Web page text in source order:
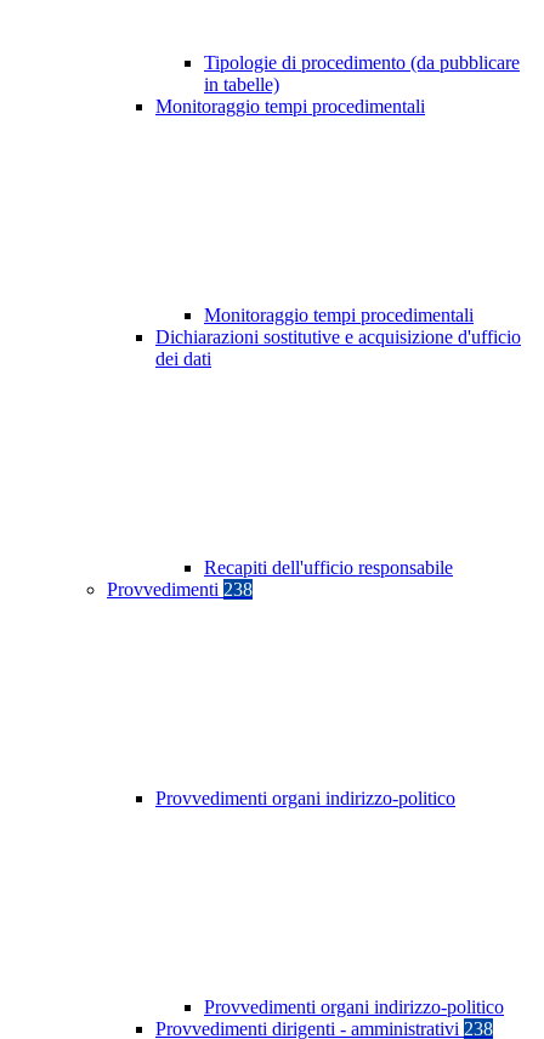
Tipologie di procedimento (da pubblicare
in tabelle)
Monitoraggio tempi procedimentali
Monitoraggio tempi procedimentali
Dichiarazioni sostitutive e acquisizione d'ufficio
dei dati
Recapiti dell'ufficio responsabile
Provvedimenti 238
Provvedimenti organi indirizzo-politico
Provvedimenti organi indirizzo-politico
Provvedimenti dirigenti - amministrativi 238